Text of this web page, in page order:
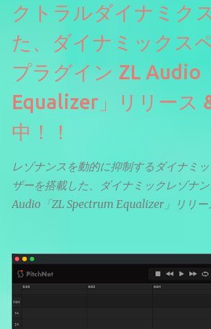
クトラルダイナミク
た、ダイナミックス
プラグイン ZL Audio
Equalizer」リリース
中！！
レゾナンスを動的に抑制するダイナミ
ザーを搭載した、ダイナミックレゾナ
Audio「ZL Spectrum Equalizer」リリー